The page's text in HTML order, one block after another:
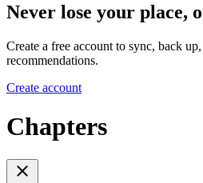
Never lose your place,
Create a free account to sync, back
recommendations.
Create account
Chapters